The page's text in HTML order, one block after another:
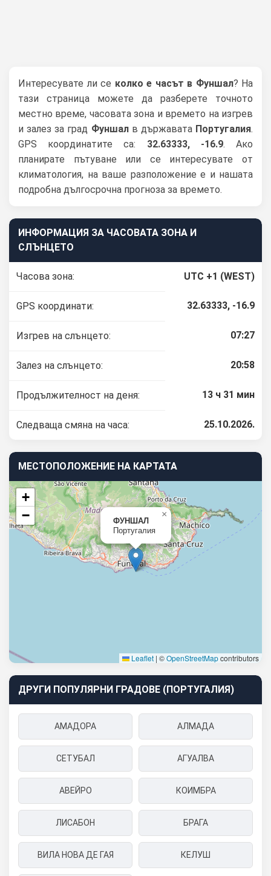
Интересувате ли се колко е часът в Фуншал? На
тази страница можете да разберете точното
местно време, часовата зона и времето на изгрев
и залез за град Фуншалв държавата Португалия.
GPS координатите са: 32.63333, -16.9. Ако
планирате пътуване или се интересувате от
климатология, на ваше разположение е и нашата
подробна дългосрочна прогноза за времето.
ИНФОРМАЦИЯ ЗА ЧАСОВАТА ЗОНА И
СЛЪНЦЕТО
Часова зона: UTC +1 (WEST)
GPS координати: 32.63333, -16.9
Изгрев на слънцето: 07:27
Залез на слънцето: 20:58
Продължителност на деня: 13 ч 31 мин
Следваща смяна на часа: 25.10.2026.
МЕСТОПОЛОЖЕНИЕ НА КАРТАТА
ФУНШАЛ
Португалия
×
+
−
Leaflet | ©OpenStreetMapcontributors
ДРУГИ ПОПУЛЯРНИ ГРАДОВЕ (ПОРТУГАЛИЯ)
АМАДОРА АЛМАДА
СЕТУБАЛ АГУАЛВА
АВЕЙРО КОИМБРА
ЛИСАБОН БРАГА
ВИЛА НОВА ДЕ ГАЯ КЕЛУШ